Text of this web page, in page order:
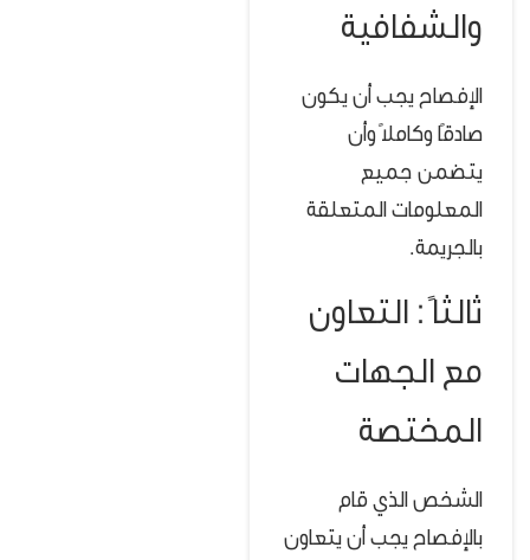
والشفافية
الإفصاح يجب أن يكون
صادقًا وكاملًا وأن
يتضمن جميع
المعلومات المتعلقة
بالجريمة.
ثالثاً : التعاون
مع الجهات
المختصة
الشخص الذي قام
بالإفصاح يجب أن يتعاون